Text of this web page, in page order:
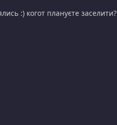
:) когот плануєте заселити?